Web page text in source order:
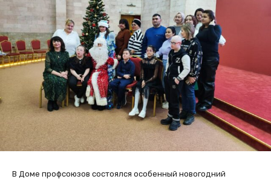
В Доме профсоюзов состоялся особенный новогодний